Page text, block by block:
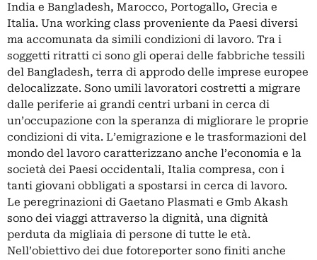
India e Bangladesh, Marocco, Portogallo, Grecia e
Italia. Una working class proveniente da Paesi diversi
ma accomunata da simili condizioni di lavoro. Tra i
soggetti ritratti ci sono gli operai delle fabbriche tessili
del Bangladesh, terra di approdo delle imprese europee
delocalizzate. Sono umili lavoratori costretti a migrare
dalle periferie ai grandi centri urbani in cerca di
un’occupazione con la speranza di migliorare le proprie
condizioni di vita. L’emigrazione e le trasformazioni del
mondo del lavoro caratterizzano anche l’economia e la
società dei Paesi occidentali, Italia compresa, con i
tanti giovani obbligati a spostarsi in cerca di lavoro.
Le peregrinazioni di Gaetano Plasmati e Gmb Akash
sono dei viaggi attraverso la dignità, una dignità
perduta da migliaia di persone di tutte le età.
Nell’obiettivo dei due fotoreporter sono finiti anche